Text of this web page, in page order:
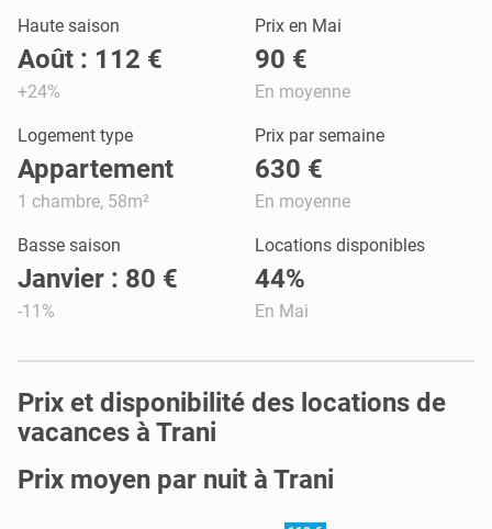
Haute saison
Août : 112 €
+24%
Prix en Mai
90 €
En moyenne
Logement type
Appartement
1 chambre, 58m²
Prix par semaine
630 €
En moyenne
Basse saison
Janvier : 80 €
-11%
Locations disponibles
44%
En Mai
Prix et disponibilité des locations de
vacances à Trani
Prix moyen par nuit à Trani